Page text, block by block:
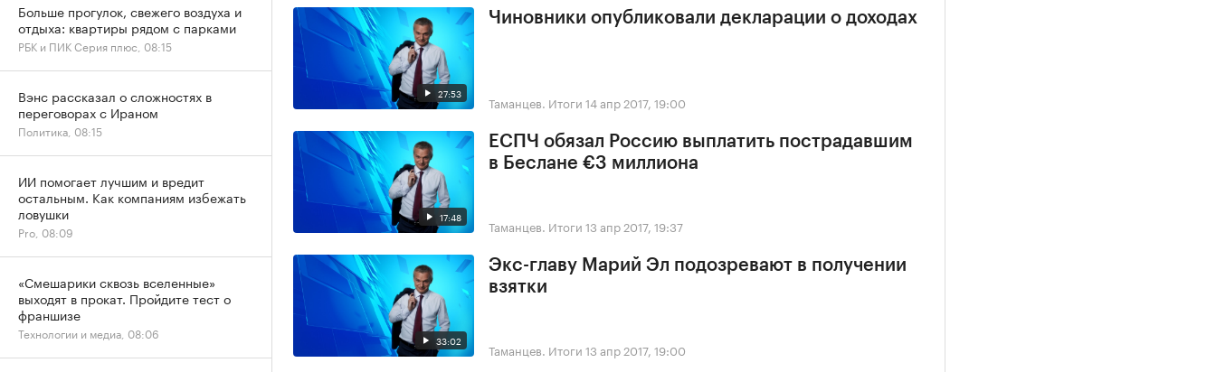
27:53
Чиновники опубликовали декларации о доходах
Таманцев. Итоги 14 апр 2017, 19:00
17:48
ЕСПЧ обязал Россию выплатить пострадавшим
в Беслане €3 миллиона
Таманцев. Итоги 13 апр 2017, 19:37
33:02
Экс-главу Марий Эл подозревают в получении
взятки
Таманцев. Итоги 13 апр 2017, 19:00
Больше прогулок, свежего воздуха и
отдыха: квартиры рядом с парками
РБК и ПИК Серия плюс, 08:15
Вэнс рассказал о сложностях в
переговорах с Ираном
Политика, 08:15
ИИ помогает лучшим и вредит
остальным. Как компаниям избежать
ловушки
Pro, 08:09
«Смешарики сквозь вселенные»
выходят в прокат. Пройдите тест о
франшизе
Технологии и медиа, 08:06